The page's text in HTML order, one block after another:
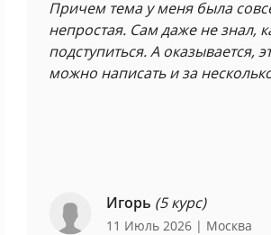
Причем тема у меня была
непростая. Сам даже не знал,
подступиться. А оказывается,
можно написать и за
Игорь (5 курс)
11 Июль 2026 | Москва